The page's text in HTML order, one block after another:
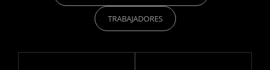
TRABAJADORES